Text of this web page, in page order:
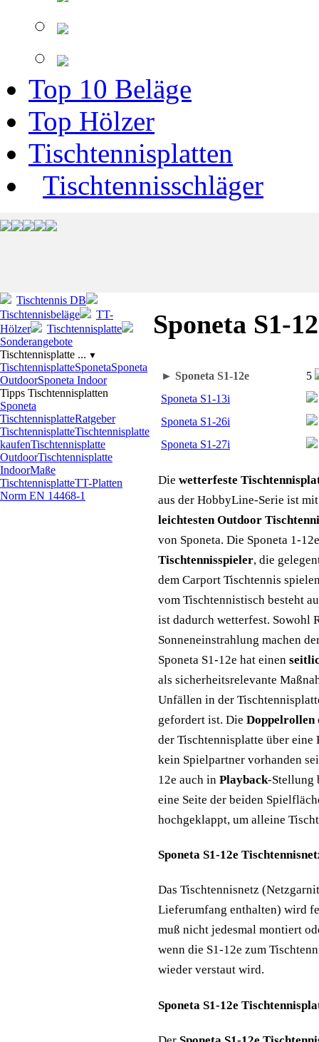
Top 10 Beläge
Top Hölzer
Tischtennisplatten
Tischtennisschläger
Tischtennis DB
Tischtennisbeläge
TT-
Hölzer
Tischtennisplatte
Sonderangebote
Tischtennisplatte ... ▼
TischtennisplatteSponetaSponeta
OutdoorSponeta Indoor
Tipps Tischtennisplatten
Sponeta
TischtennisplatteRatgeber
TischtennisplatteTischtennisplatte
kaufenTischtennisplatte
OutdoorTischtennisplatte
IndoorMaße
TischtennisplatteTT-Platten
Norm EN 14468-1
Sponeta S1-
► Sponeta S1-12e
5
Sponeta S1-13i
Sponeta S1-26i
Sponeta S1-27i
Die wetterfeste
aus der HobbyLine-Serie ist
leichtesten Outdoor
von Sponeta. Die Sponeta 1-
Tischtennisspieler, die
dem Carport Tischtennis
vom Tischtennistisch besteht
ist dadurch wetterfest. Sowohl
Sonneneinstrahlung machen
Sponeta S1-12e hat einen
als sicherheitsrelevante
Unfällen in der
gefordert ist. Die Doppelrollen
der Tischtennisplatte über eine
kein Spielpartner vorhanden
12e auch in Playback-Stellung
eine Seite der beiden
hochgeklappt, um alleine
Sponeta S1-12e
Das Tischtennisnetz
Lieferumfang enthalten) wird
muß nicht jedesmal montiert
wenn die S1-12e zum
wieder verstaut wird.
Sponeta S1-12e